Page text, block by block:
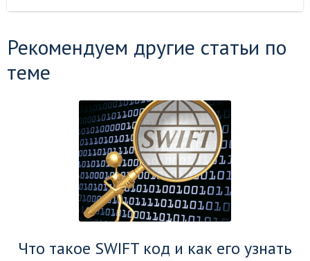
Рекомендуем другие статьи по
теме
Что такое SWIFT код и как его узнать